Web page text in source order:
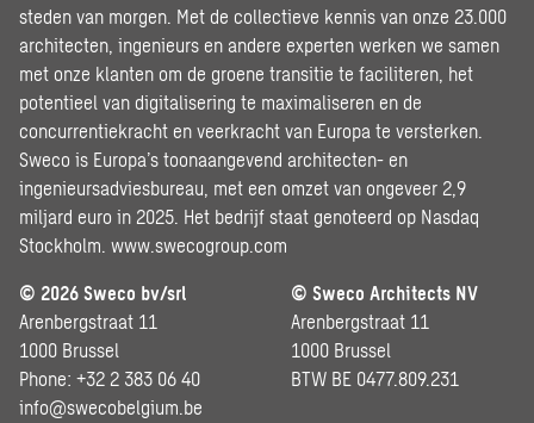
steden van morgen. Met de collectieve kennis van onze 23.000
architecten, ingenieurs en andere experten werken we samen
met onze klanten om de groene transitie te faciliteren, het
potentieel van digitalisering te maximaliseren en de
concurrentiekracht en veerkracht van Europa te versterken.
Sweco is Europa’s toonaangevend architecten- en
ingenieursadviesbureau, met een omzet van ongeveer 2,9
miljard euro in 2025. Het bedrijf staat genoteerd op Nasdaq
Stockholm. www.swecogroup.com
© 2026 Sweco bv/srl
Arenbergstraat 11
1000 Brussel
Phone: +32 2 383 06 40
info@swecobelgium.be
© Sweco Architects NV
Arenbergstraat 11
1000 Brussel
BTW BE 0477.809.231